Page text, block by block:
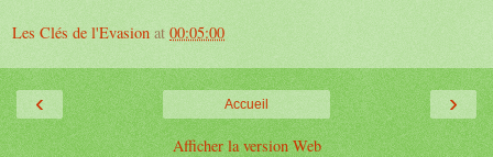
Les Clés de l'Evasion at 00:05:00
‹ ›
Accueil
Afficher la version Web